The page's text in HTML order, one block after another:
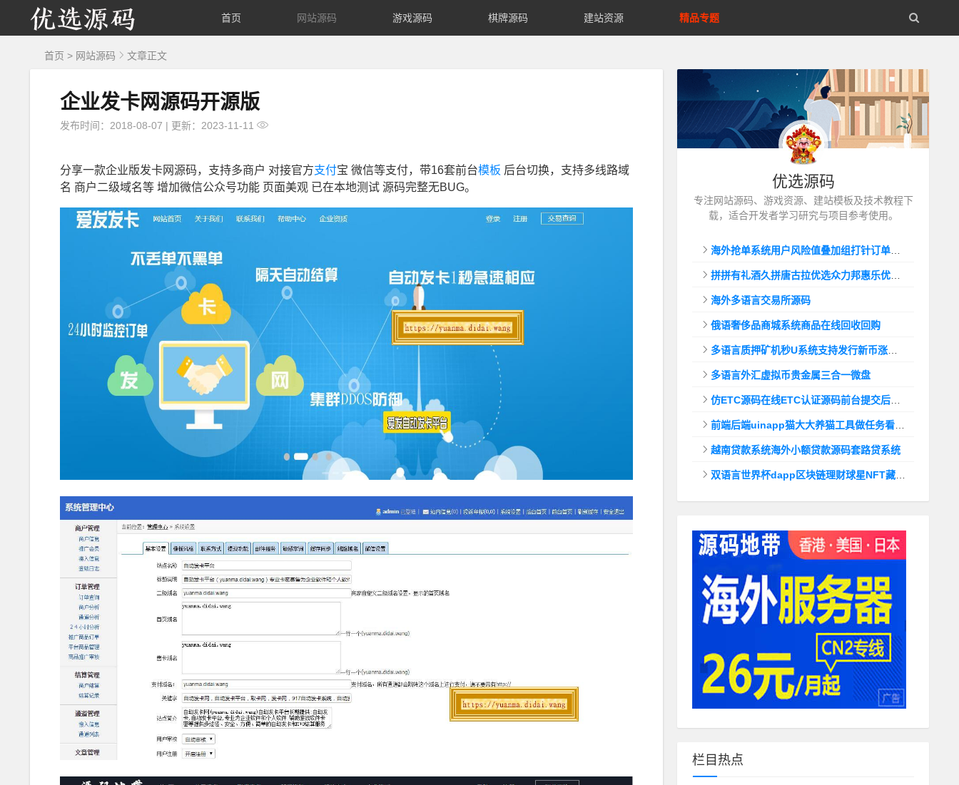
优 首页 网站源码 游戏源码 棋牌源码 建站资源 精品专题
首页 > 网站源码 文章正文
企业发卡网源码开源版
发布时间：2018-08-07 | 更新：2023-11-11
分享一款企业版发卡网源码，支持多商户 对接官方支付宝 微信等支付，带16套前台模板 后台切换，支持多线路域
名 商户二级域名等 增加微信公众号功能 页面美观 已在本地测试 源码完整无BUG。
优选源码
专注网站源码、游戏资源、建站模板及技术教程下
载，适合开发者学习研究与项目参考使用。
海外抢单系统用户风险值叠加组打针订单自动匹配系统
拼拼有礼酒久拼唐古拉优选众力邦惠乐优选养猪拼购拼团返利系统
海外多语言交易所源码
俄语奢侈品商城系统商品在线回收回购
多语言质押矿机秒U系统支持发行新币涨幅调控+代理后台
多语言外汇虚拟币贵金属三合一微盘
仿ETC源码在线ETC认证源码前台提交后台查询
前端后端uinapp猫大大养猫工具做任务看广告邀好友即可获得收益猫力合成游戏
越南贷款系统海外小额贷款源码套路贷系统
双语言世界杯dapp区块链理财球星NFT藏品投资带uinapp源码
栏目热点